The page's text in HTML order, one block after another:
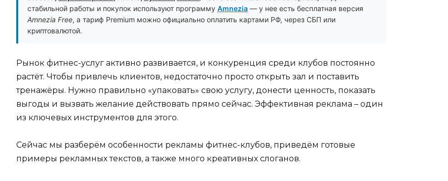
стабильной работы и покупок используют программу Amnezia — у нее есть бесплатная версия
Amnezia Free, а тариф Premium можно официально оплатить картами РФ, через СБП или
криптовалютой.
Рынок фитнес-услуг активно развивается, и конкуренция среди клубов постоянно
растёт. Чтобы привлечь клиентов, недостаточно просто открыть зал и поставить
тренажёры. Нужно правильно «упаковать» свою услугу, донести ценность, показать
выгоды и вызвать желание действовать прямо сейчас. Эффективная реклама – один
из ключевых инструментов для этого.
Сейчас мы разберём особенности рекламы фитнес-клубов, приведём готовые
примеры рекламных текстов, а также много креативных слоганов.